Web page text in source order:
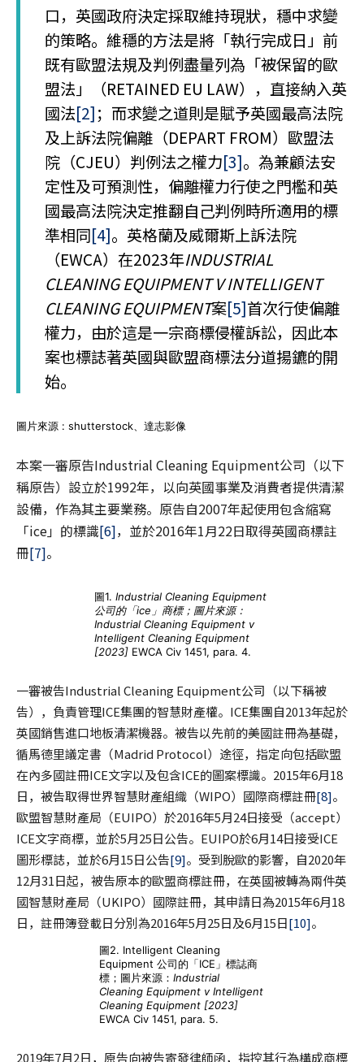
口，英國政府決定採取維持現狀，穩中求變
的策略。維穩的方法是將「執行完成日」前
既有歐盟法規及判例盡量列為「被保留的歐
盟法」（RETAINED EU LAW），直接納入英
國法[2]；而求變之道則是賦予英國最高法院
及上訴法院偏離（DEPART FROM）歐盟法
院（CJEU）判例法之權力[3]。為兼顧法安
定性及可預測性，偏離權力行使之門檻和英
國最高法院決定推翻自己判例時所適用的標
準相同[4]。英格蘭及威爾斯上訴法院
（EWCA）在2023年INDUSTRIAL
CLEANING EQUIPMENT V INTELLIGENT
CLEANING EQUIPMENT案[5]首次行使偏離
權力，由於這是一宗商標侵權訴訟，因此本
案也標誌著英國與歐盟商標法分道揚鑣的開
始。
圖片來源 : shutterstock、達志影像
本案一審原告Industrial Cleaning Equipment公司（以下
稱原告）設立於1992年，以向英國事業及消費者提供清潔
設備，作為其主要業務。原告自2007年起使用包含縮寫
「ice」的標識[6]，並於2016年1月22日取得英國商標註
冊[7]。
圖1. Industrial Cleaning Equipment
公司的「ice」商標；圖片來源：
Industrial Cleaning Equipment v
Intelligent Cleaning Equipment
[2023] EWCA Civ 1451, para. 4.
一審被告Industrial Cleaning Equipment公司（以下稱被
告），負責管理ICE集團的智慧財產權。ICE集團自2013年起於
英國銷售進口地板清潔機器。被告以先前的美國註冊為基礎，
循馬德里議定書（Madrid Protocol）途徑，指定向包括歐盟
在內多國註冊ICE文字以及包含ICE的圖案標識。2015年6月18
日，被告取得世界智慧財產組織（WIPO）國際商標註冊[8]。
歐盟智慧財產局（EUIPO）於2016年5月24日接受（accept）
ICE文字商標，並於5月25日公告。EUIPO於6月14日接受ICE
圖形標誌，並於6月15日公告[9]。受到脫歐的影響，自2020年
12月31日起，被告原本的歐盟商標註冊，在英國被轉為兩件英
國智慧財產局（UKIPO）國際註冊，其申請日為2015年6月18
日，註冊簿登載日分別為2016年5月25日及6月15日[10]。
圖2. Intelligent Cleaning
Equipment 公司的「ICE」標誌商
標；圖片來源： Industrial
Cleaning Equipment v Intelligent
Cleaning Equipment [2023]
EWCA Civ 1451, para. 5.
2019年7月2日，原告向被告寄發律師函，指控其行為構成商標